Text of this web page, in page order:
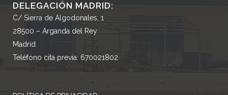
DELEGACIÓN MADRID:
C/ Sierra de Algodonales, 1
28500 – Arganda del Rey
Madrid
Teléfono cita previa: 670021802